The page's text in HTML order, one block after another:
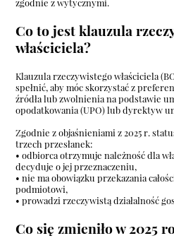
zgodnie z wytycznymi.
Co to jest klauzula
właściciela?
Klauzula rzeczywistego właściciela
spełnić, aby móc skorzystać z
źródła lub zwolnienia na podstawie
opodatkowania (UPO) lub dyrektyw
Zgodnie z objaśnieniami z 2025 r.
trzech przesłanek:
• odbiorca otrzymuje należność dla
decyduje o jej przeznaczeniu,
• nie ma obowiązku przekazania
podmiotowi,
• prowadzi rzeczywistą działalność
Co się zmieniło w 2025